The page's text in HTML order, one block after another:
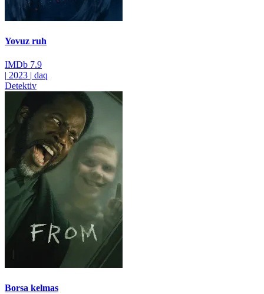
Yovuz ruh
IMDb 7.9
| 2023 | daq
Detektiv
Borsa kelmas